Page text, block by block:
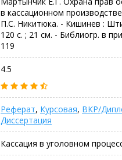
в кассационном
П.С. Никитюка. - Кишинев :
120 с. ; 21 см. - Библиогр. в
119
4.5
Реферат, Курсовая, ВКР/
Диссертация
Кассация в уголовном